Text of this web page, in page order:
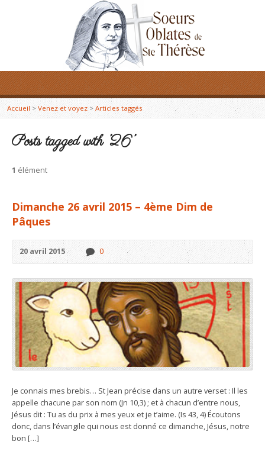
Accueil> Venez et voyez > Articles taggés
Posts tagged with ’26’
1 élément
Dimanche 26 avril 2015 – 4ème Dim de
Pâques
20 avril 2015 0
Je connais mes brebis… St Jean précise dans un autre verset : Il les
appelle chacune par son nom (Jn 10,3) ; et à chacun d’entre nous,
Jésus dit : Tu as du prix à mes yeux et je t’aime. (Is 43, 4) Écoutons
donc, dans l’évangile qui nous est donné ce dimanche, Jésus, notre
bon […]